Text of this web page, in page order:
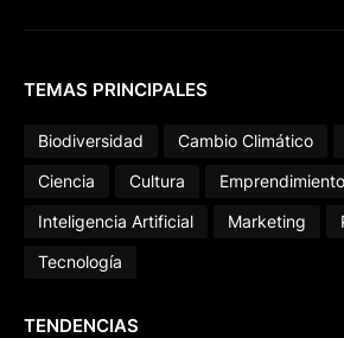
TEMAS PRINCIPALES
Biodiversidad Cambio Climático
Ciencia
Cultura
Emprendimiento
Inteligencia Artificial
Marketing
Tecnología
TENDENCIAS